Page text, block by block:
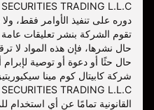
دوره على تنفيذ الأوامر فقط،
تقوم الشركة بنشر تعليقات
حال نشرها، فإن هذه المواد لا
حال حثًا أو دعوة أو توصية
القانونية تمامًا عن أي